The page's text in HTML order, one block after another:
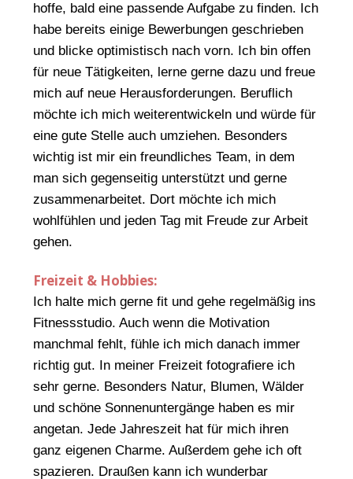
hoffe, bald eine passende Aufgabe zu finden. Ich
habe bereits einige Bewerbungen geschrieben
und blicke optimistisch nach vorn. Ich bin offen
für neue Tätigkeiten, lerne gerne dazu und freue
mich auf neue Herausforderungen. Beruflich
möchte ich mich weiterentwickeln und würde für
eine gute Stelle auch umziehen. Besonders
wichtig ist mir ein freundliches Team, in dem
man sich gegenseitig unterstützt und gerne
zusammenarbeitet. Dort möchte ich mich
wohlfühlen und jeden Tag mit Freude zur Arbeit
gehen.
Freizeit & Hobbies:
Ich halte mich gerne fit und gehe regelmäßig ins
Fitnessstudio. Auch wenn die Motivation
manchmal fehlt, fühle ich mich danach immer
richtig gut. In meiner Freizeit fotografiere ich
sehr gerne. Besonders Natur, Blumen, Wälder
und schöne Sonnenuntergänge haben es mir
angetan. Jede Jahreszeit hat für mich ihren
ganz eigenen Charme. Außerdem gehe ich oft
spazieren. Draußen kann ich wunderbar